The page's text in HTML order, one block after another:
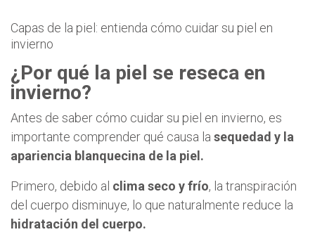
Capas de la piel: entienda cómo cuidar su piel en
invierno
¿Por qué la piel se reseca en
invierno?
Antes de saber cómo cuidar su piel en invierno, es
importante comprender qué causa la sequedad y la
apariencia blanquecina de la piel.
Primero, debido al clima seco y frío, la transpiración
del cuerpo disminuye, lo que naturalmente reduce la
hidratación del cuerpo.